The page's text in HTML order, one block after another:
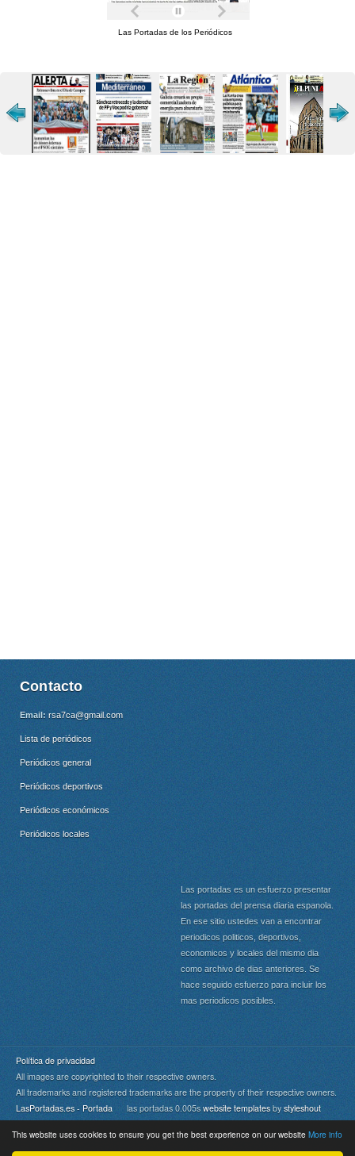
This website uses cookies to ensure you get the best experience on our website More info
Las Portadas de los Periódicos
Contacto
Email: rsa7ca@gmail.com
Lista de periódicos
Periódicos general
Periódicos deportivos
Periódicos económicos
Periódicos locales
Las portadas es un esfuerzo presentar
las portadas del prensa diaria espanola.
En ese sitio ustedes van a encontrar
periodicos politicos, deportivos,
economicos y locales del mismo dia
como archivo de dias anteriores. Se
hace seguido esfuerzo para incluir los
mas periodicos posibles.
Política de privacidad
All images are copyrighted to their respective owners.
All trademarks and registered trademarks are the property of their respective owners.
LasPortadas.es - Portada las portadas 0.005s website templates bystyleshout